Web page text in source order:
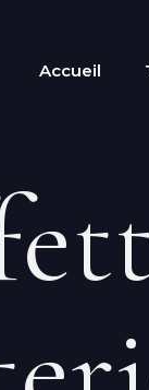
Accueil